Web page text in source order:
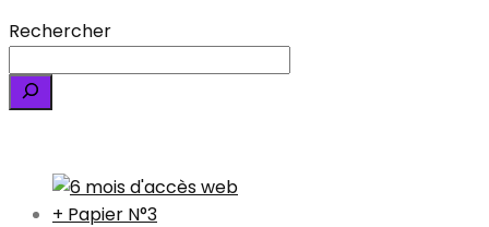
Rechercher